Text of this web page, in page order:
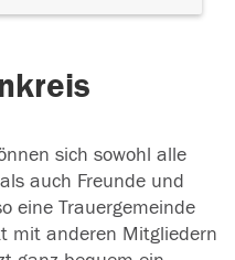
sich sowohl alle
auch Freunde und
eine Trauergemeinde
mit anderen Mitgliedern